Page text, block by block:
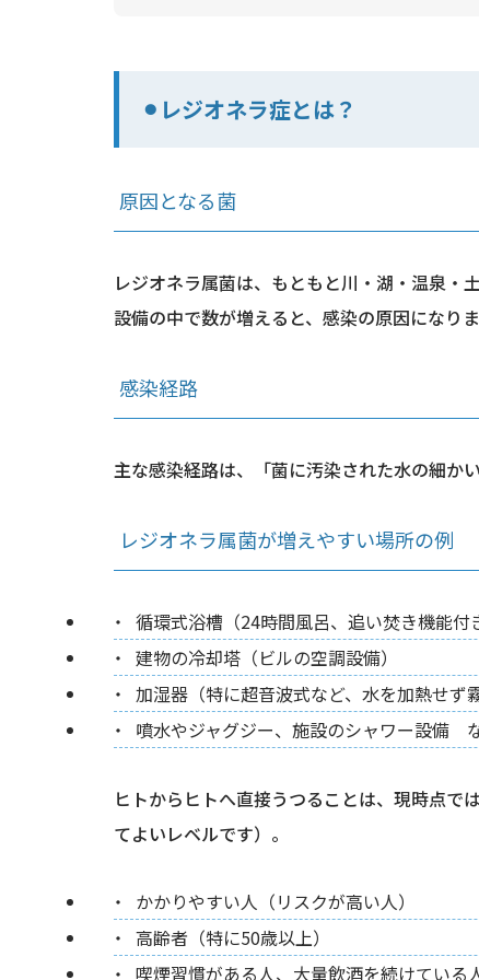
⚫︎レジオネラ症とは？
原因となる菌
レジオネラ属菌は、もともと川・湖・温泉
設備の中で数が増えると、感染の原因になりま
感染経路
主な感染経路は、「菌に汚染された水の細か
レジオネラ属菌が増えやすい場所の例
循環式浴槽（24時間風呂、追い焚き機能付
建物の冷却塔（ビルの空調設備）
加湿器（特に超音波式など、水を加熱せず
噴水やジャグジー、施設のシャワー設備
ヒトからヒトへ直接うつることは、現時点で
てよいレベルです）。
かかりやすい人（リスクが高い人）
高齢者（特に50歳以上）
喫煙習慣がある人、大量飲酒を続けている